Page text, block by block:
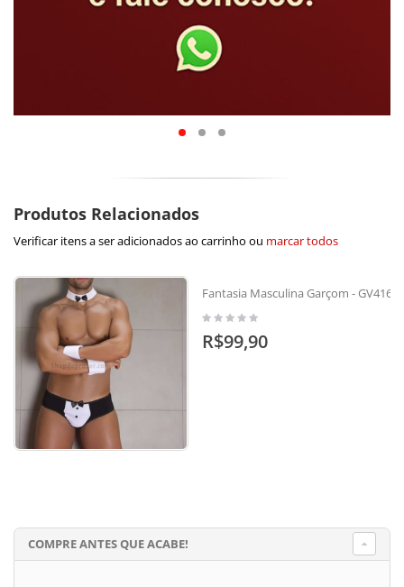
Produtos Relacionados
Verificar itens a ser adicionados ao carrinho ou marcar todos
Fantasia Masculina Garçom - GV416
R$99,90
COMPRE ANTES QUE ACABE!